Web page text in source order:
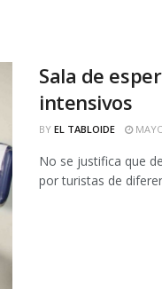
Sala de
intensivos
BY EL TABLOIDE
No se justifica que
por turistas de